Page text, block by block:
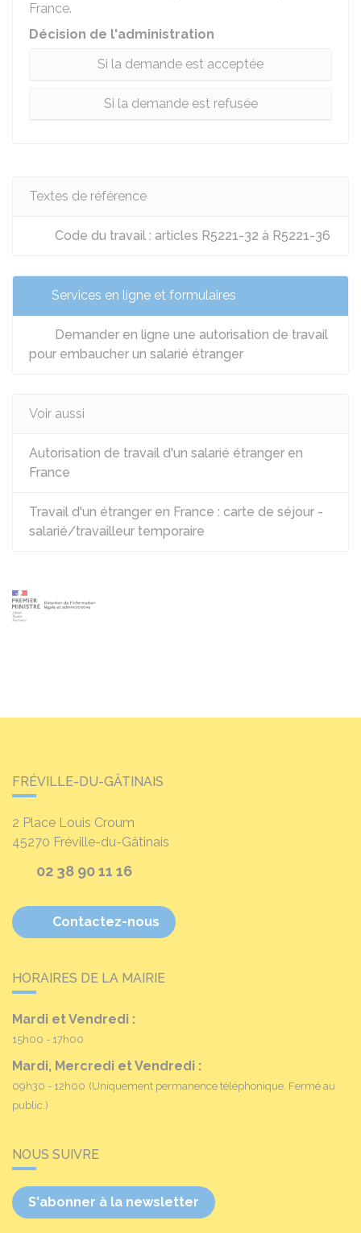
France.
Décision de l'administration
Si la demande est acceptée
Si la demande est refusée
Textes de référence
Code du travail : articles R5221-32 à R5221-36
Services en ligne et formulaires
Demander en ligne une autorisation de travail
pour embaucher un salarié étranger
Voir aussi
Autorisation de travail d'un salarié étranger en
France
Travail d'un étranger en France : carte de séjour -
salarié/travailleur temporaire
FRÉVILLE-DU-GÂTINAIS
2 Place Louis Croum
45270 Fréville-du-Gâtinais
02 38 90 11 16
Contactez-nous
HORAIRES DE LA MAIRIE
Mardi et Vendredi :
15h00 - 17h00
Mardi, Mercredi et Vendredi :
09h30 - 12h00 (Uniquement permanence téléphonique. Fermé au
public.)
NOUS SUIVRE
S'abonner à la newsletter